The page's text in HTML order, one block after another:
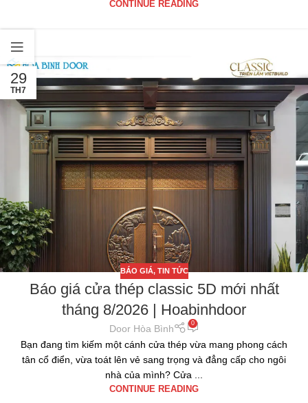
CONTINUE READING
29
TH7
BÁO GIÁ, TIN TỨC
Báo giá cửa thép classic 5D mới nhất
tháng 8/2026 | Hoabinhdoor
Door Hòa Bình 0
Bạn đang tìm kiếm một cánh cửa thép vừa mang phong cách
tân cổ điển, vừa toát lên vẻ sang trọng và đẳng cấp cho ngôi
nhà của mình? Cửa ...
CONTINUE READING